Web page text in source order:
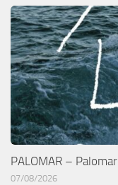
PALOMAR – Palomar
07/08/2026